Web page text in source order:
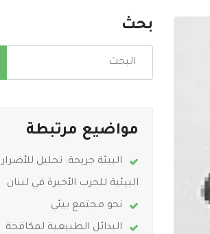
بحث
مواضيع مرتبطة
البيئة جريحة: تحليل للأضرار
البيئية للحرب الأخيرة في لبنان
نحو مجتمع بيئي
البدائل الطبيعية لمكافحة